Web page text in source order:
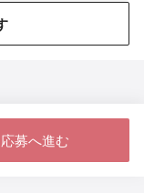
応募へ進む